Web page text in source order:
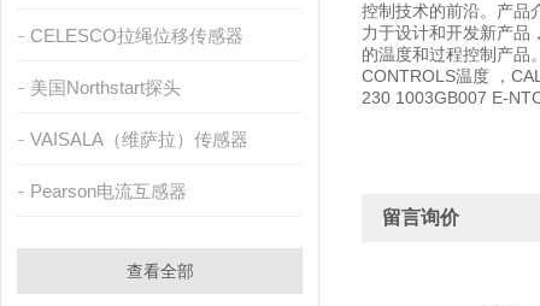
CELESCO拉绳位移传感器
美国Northstart探头
VAISALA（维萨拉）传感器
Pearson电流互感器
查看全部
控制技术的前沿。产品
力于设计和开发新产品
的温度和过程控制产品
CONTROLS温度 ，
230 1003GB007 E-
留言询价